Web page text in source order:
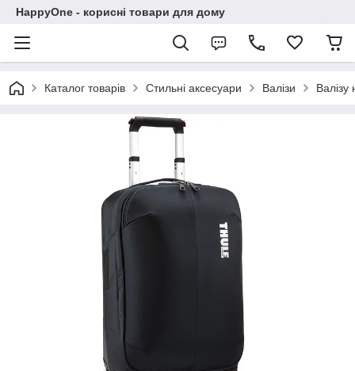
HappyOne - корисні товари для дому
Каталог товарів Стильні аксесуари Валізи